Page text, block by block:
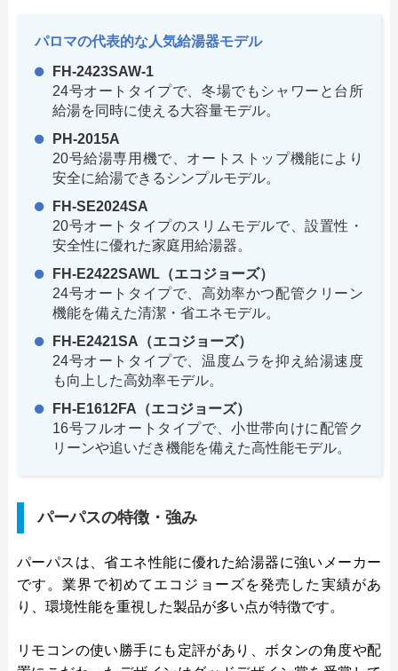
パロマの代表的な人気給湯器モデル
FH-2423SAW-1
24号オートタイプで、冬場でもシャワーと台所
給湯を同時に使える大容量モデル。
PH-2015A
20号給湯専用機で、オートストップ機能により
安全に給湯できるシンプルモデル。
FH-SE2024SA
20号オートタイプのスリムモデルで、設置性・
安全性に優れた家庭用給湯器。
FH-E2422SAWL（エコジョーズ）
24号オートタイプで、高効率かつ配管クリーン
機能を備えた清潔・省エネモデル。
FH-E2421SA（エコジョーズ）
24号オートタイプで、温度ムラを抑え給湯速度
も向上した高効率モデル。
FH-E1612FA（エコジョーズ）
16号フルオートタイプで、小世帯向けに配管ク
リーンや追いだき機能を備えた高性能モデル。
パーパスの特徴・強み
パーパスは、省エネ性能に優れた給湯器に強いメーカー
です。業界で初めてエコジョーズを発売した実績があ
り、環境性能を重視した製品が多い点が特徴です。
リモコンの使い勝手にも定評があり、ボタンの角度や配